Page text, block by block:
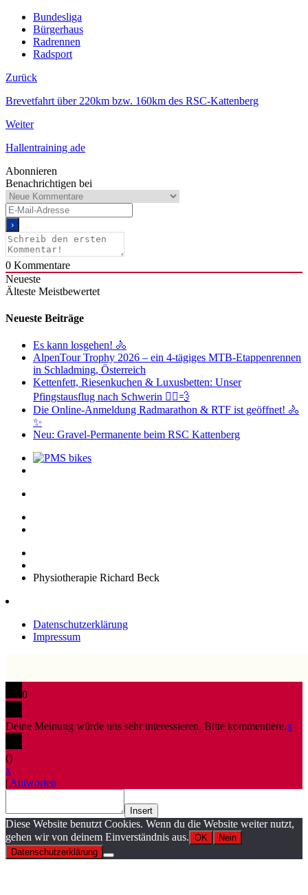
Bundesliga
Bürgerhaus
Radrennen
Radsport
Zurück
Brevetfahrt über 220km bzw. 160km des RSC-Kattenberg
Weiter
Hallentraining ade
Abonnieren
Benachrichtigen bei
0 Kommentare
Neueste
Älteste Meistbewertet
Neueste Beiträge
Es kann losgehen! 🚴
AlpenTour Trophy 2026 – ein 4-tägiges MTB-Etappenrennen
in Schladming, Österreich
Kettenfett, Riesenkuchen & Luxusbetten: Unser
Pfingstausflug nach Schwerin 🚴‍♂️💨
Die Online-Anmeldung Radmarathon & RTF ist geöffnet! 🚴
✨
Neu: Gravel-Permanente beim RSC Kattenberg
Physiotherapie Richard Beck
Datenschutzerklärung
Impressum
0
Deine Meinung würde uns sehr interessieren. Bitte kommentiere.x
()
x
| Antworten
Insert
Diese Website benutzt Cookies. Wenn du die Website weiter nutzt,
gehen wir von deinem Einverständnis aus. OK
Nein
Datenschutzerklärung